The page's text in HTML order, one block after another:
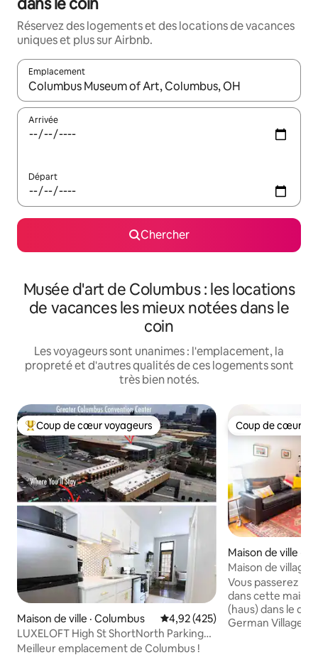
Réservez des logements et des locations de vacances
uniques et plus sur Airbnb.
Emplacement
Quand les résultats sont affichés, parcourez-les en utilisant
Arrivée
Départ
Chercher
Musée d'art de Columbus : les locations
de vacances les mieux notées dans le
coin
Les voyageurs sont unanimes : l'emplacement, la
propreté et d'autres qualités de ces logements sont
très bien notés.
Coup de cœur voyageurs parmi les plus aimés
Coup de cœur voyageurs
Maison de ville · Columbus Note moyenne de 4,92 sur 5,
4,92 (425)
LUXELOFT High St ShortNorth Parking
gratuit Patio sur le toit
Meilleur emplacement de Columbus !
Coup de cœur
Coup de cœur
Maison de ville ·
Maison de village
accessible à
Vous passerez un
dans cette
(haus) dans le
German Village.